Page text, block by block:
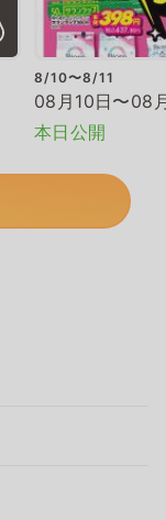
8/10〜8/11
08月10日〜08
本日公開